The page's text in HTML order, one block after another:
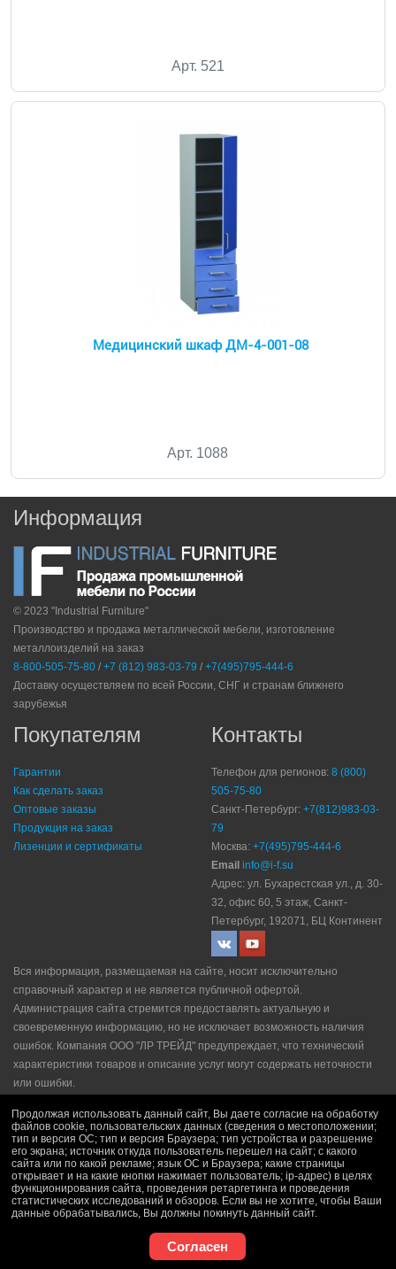
Арт. 521
Медицинский шкаф ДМ-4-001-08
Арт. 1088
Информация
© 2023 "Industrial Furniture"
Производство и продажа металлической мебели, изготовление
металлоизделий на заказ
8-800-505-75-80 / +7 (812) 983-03-79 / +7(495)795-444-6
Доставку осуществляем по всей России, СНГ и странам ближнего
зарубежья
Покупателям
Гарантии
Как сделать заказ
Оптовые заказы
Продукция на заказ
Лизенции и сертификаты
Контакты
Телефон для регионов: 8 (800)
505-75-80
Санкт-Петербург: +7(812)983-03-
79
Москва: +7(495)795-444-6
Email info@i-f.su
Адрес: ул. Бухарестская ул., д. 30-
32, офис 60, 5 этаж, Санкт-
Петербург, 192071, БЦ Континент
Вся информация, размещаемая на сайте, носит исключительно
справочный характер и не является публичной офертой.
Администрация сайта стремится предоставлять актуальную и
своевременную информацию, но не исключает возможность наличия
ошибок. Компания ООО "ЛР ТРЕЙД" прeдупрeждaeт, что технический
характеристики товаров и описание услуг могут содержать неточности
или ошибки.
Политика рекламной рассылки|Правила продажи
Продолжая использовать данный сайт, Вы даете согласие на обработку
файлов cookie, пользовательских данных (сведения о местоположении;
тип и версия ОС; тип и версия Браузера; тип устройства и разрешение
его экрана; источник откуда пользователь перешел на сайт; с какого
сайта или по какой рекламе; язык ОС и Браузера; какие страницы
открывает и на какие кнопки нажимает пользователь; ip-адрес) в целях
функционирования сайта, проведения ретаргетинга и проведения
статистических исследований и обзоров. Если вы не хотите, чтобы Ваши
данные обрабатывались, Вы должны покинуть данный сайт.
Согласен